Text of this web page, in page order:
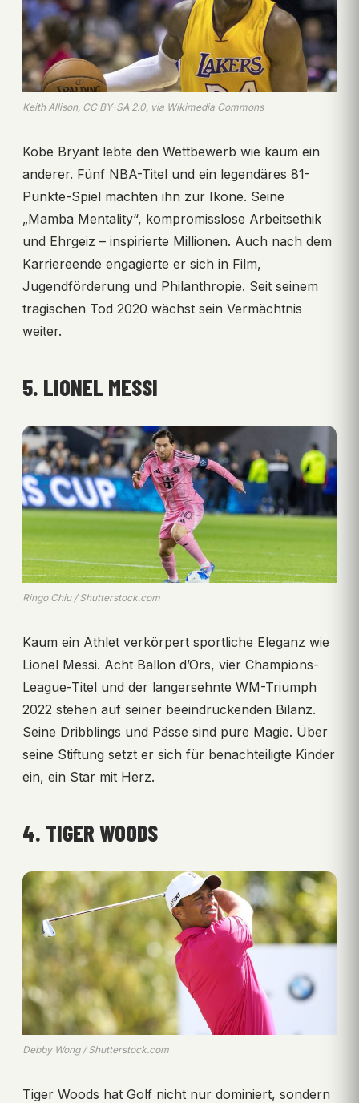
Keith Allison, CC BY-SA 2.0, via Wikimedia Commons
Kobe Bryant lebte den Wettbewerb wie kaum ein
anderer. Fünf NBA-Titel und ein legendäres 81-
Punkte-Spiel machten ihn zur Ikone. Seine
„Mamba Mentality“, kompromisslose Arbeitsethik
und Ehrgeiz – inspirierte Millionen. Auch nach dem
Karriereende engagierte er sich in Film,
Jugendförderung und Philanthropie. Seit seinem
tragischen Tod 2020 wächst sein Vermächtnis
weiter.
5. LIONEL MESSI
Ringo Chiu / Shutterstock.com
Kaum ein Athlet verkörpert sportliche Eleganz wie
Lionel Messi. Acht Ballon d’Ors, vier Champions-
League-Titel und der langersehnte WM-Triumph
2022 stehen auf seiner beeindruckenden Bilanz.
Seine Dribblings und Pässe sind pure Magie. Über
seine Stiftung setzt er sich für benachteiligte Kinder
ein, ein Star mit Herz.
4. TIGER WOODS
Debby Wong / Shutterstock.com
Tiger Woods hat Golf nicht nur dominiert, sondern